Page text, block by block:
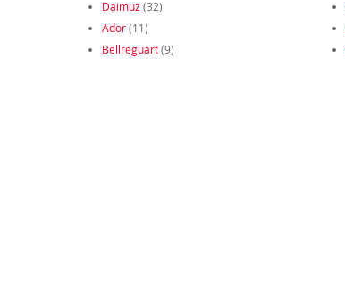
Daimuz (32)
Ador(11)
Bellreguart(9)